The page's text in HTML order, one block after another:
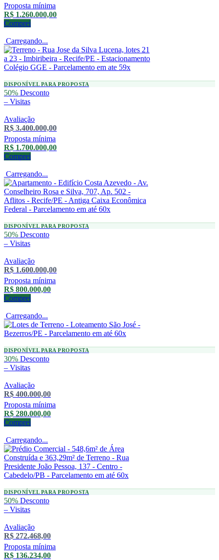
Proposta mínima
R$ 1.260.000,00
Comprei
Carregando...
DISPONÍVEL PARA PROPOSTA
50% Desconto
– Visitas
Avaliação
R$ 3.400.000,00
Proposta mínima
R$ 1.700.000,00
Comprei
Carregando...
DISPONÍVEL PARA PROPOSTA
50% Desconto
– Visitas
Avaliação
R$ 1.600.000,00
Proposta mínima
R$ 800.000,00
Comprei
Carregando...
DISPONÍVEL PARA PROPOSTA
30% Desconto
– Visitas
Avaliação
R$ 400.000,00
Proposta mínima
R$ 280.000,00
Comprei
Carregando...
DISPONÍVEL PARA PROPOSTA
50% Desconto
– Visitas
Avaliação
R$ 272.468,00
Proposta mínima
R$ 136.234,00